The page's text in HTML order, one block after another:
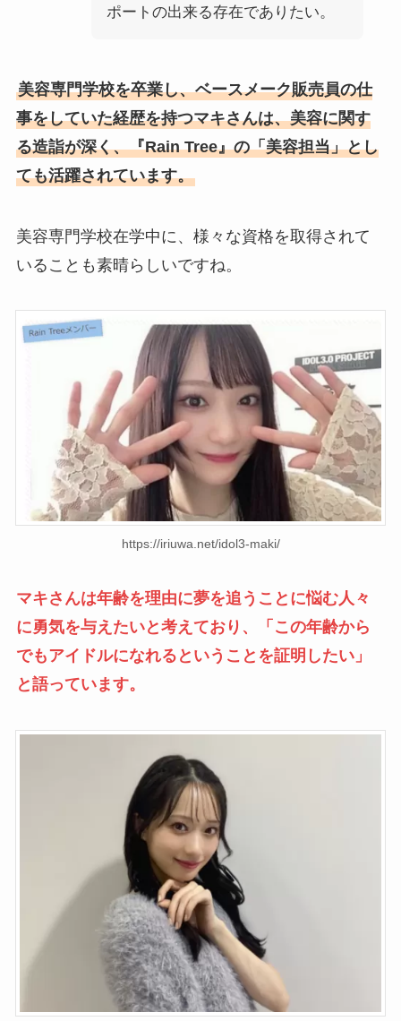
ポートの出来る存在でありたい。
美容専門学校を卒業し、ベースメーク販売員の仕
事をしていた経歴を持つマキさんは、美容に関す
る造詣が深く、『Rain Tree』の「美容担当」とし
ても活躍されています。
美容専門学校在学中に、様々な資格を取得されて
いることも素晴らしいですね。
https://iriuwa.net/idol3-maki/
マキさんは年齢を理由に夢を追うことに悩む人々
に勇気を与えたいと考えており、「この年齢から
でもアイドルになれるということを証明したい」
と語っています。